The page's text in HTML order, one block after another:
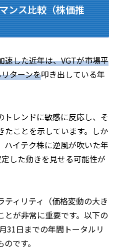
ンス比較（株価推
した近年は、VGTが市場平
ターンを叩き出している年
トレンドに敏感に反応し、そ
たことを示しています。しか
ハイテク株に逆風が吹いた年
した動きを見せる可能性が
ィリティ（価格変動の大き
とが非常に重要です。以下の
31日までの年間トータルリ
です。